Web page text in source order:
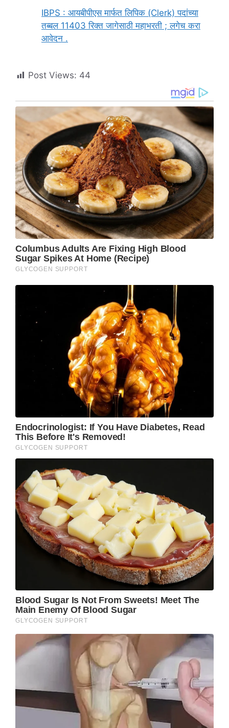
IBPS : आयबीपीएस मार्फत लिपिक (Clerk) पदांच्या
तब्बल 11403 रिक्त जागेसाठी महाभरती ; लगेच करा
आवेदन .
Post Views: 44